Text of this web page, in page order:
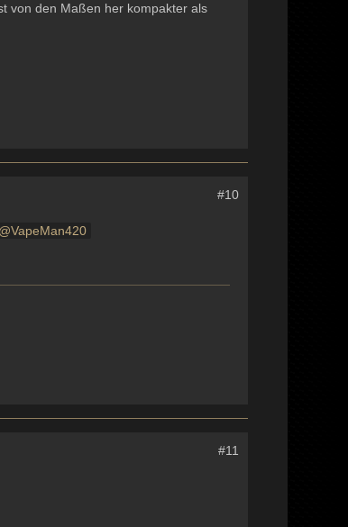
von den Maßen her kompakter als
#10
VapeMan420
#11